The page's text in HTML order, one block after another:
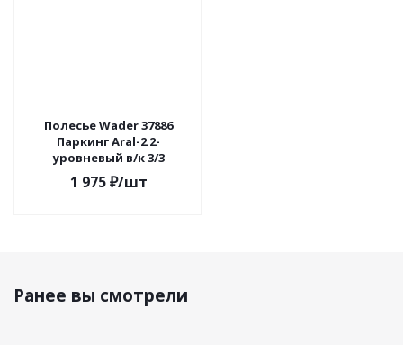
Полесье Wader 37886
Паркинг Aral-2 2-
уровневый в/к 3/3
1 975₽/шт
Ранее вы смотрели